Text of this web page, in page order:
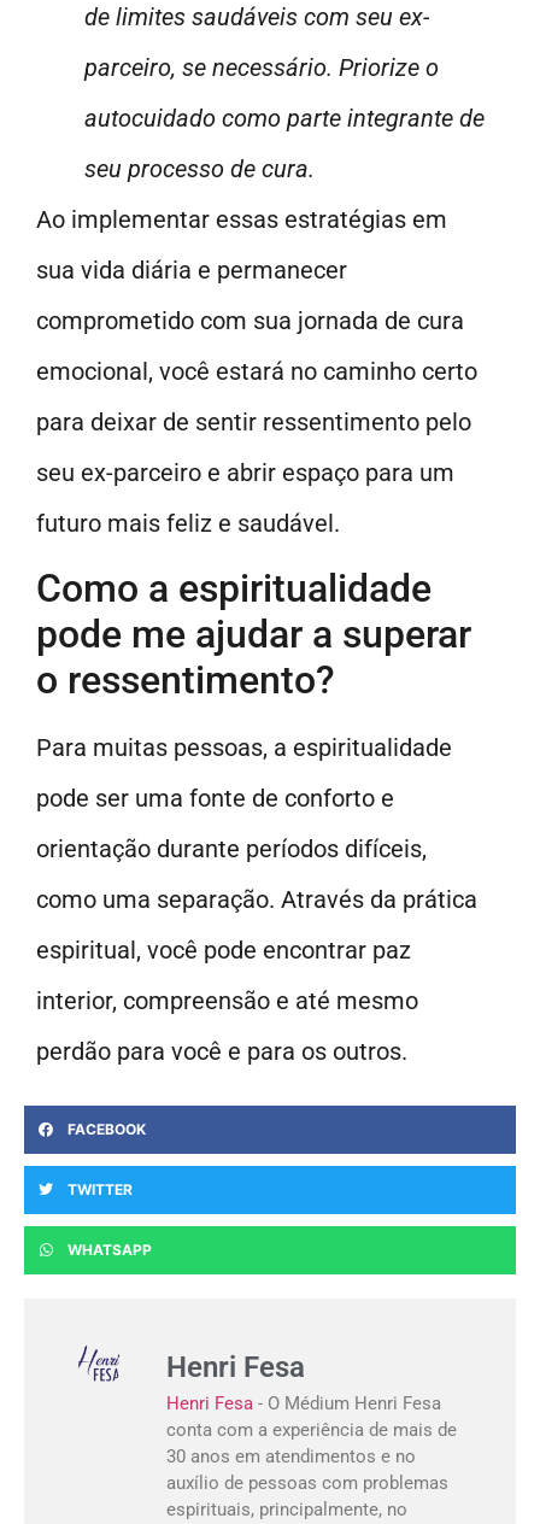
de limites saudáveis com seu ex-
parceiro, se necessário. Priorize o
autocuidado como parte integrante de
seu processo de cura.
Ao implementar essas estratégias em
sua vida diária e permanecer
comprometido com sua jornada de cura
emocional, você estará no caminho certo
para deixar de sentir ressentimento pelo
seu ex-parceiro e abrir espaço para um
futuro mais feliz e saudável.
Como a espiritualidade
pode me ajudar a superar
o ressentimento?
Para muitas pessoas, a espiritualidade
pode ser uma fonte de conforto e
orientação durante períodos difíceis,
como uma separação. Através da prática
espiritual, você pode encontrar paz
interior, compreensão e até mesmo
perdão para você e para os outros.
FACEBOOK
TWITTER
WHATSAPP
Henri Fesa
Henri Fesa - O Médium Henri Fesa
conta com a experiência de mais de
30 anos em atendimentos e no
auxílio de pessoas com problemas
espirituais, principalmente, no